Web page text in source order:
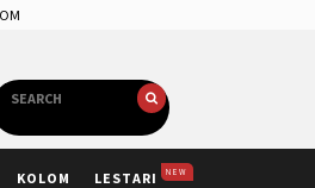
KOLOM LESTARI NEW